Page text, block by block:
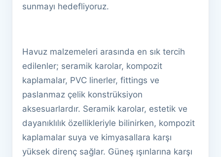
sunmayı hedefliyoruz.
Havuz malzemeleri arasında en sık tercih
edilenler; seramik karolar, kompozit
kaplamalar, PVC linerler, fittings ve
paslanmaz çelik konstrüksiyon
aksesuarlardır. Seramik karolar, estetik ve
dayanıklılık özellikleriyle bilinirken, kompozit
kaplamalar suya ve kimyasallara karşı
yüksek direnç sağlar. Güneş ışınlarına karşı